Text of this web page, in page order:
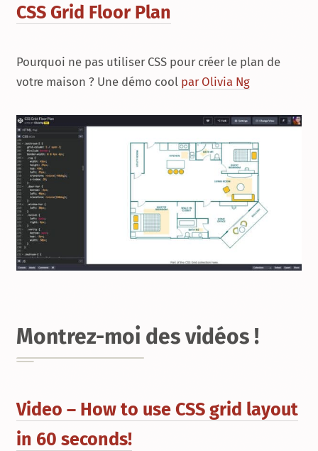
CSS Grid Floor Plan
Pourquoi ne pas utiliser CSS pour créer le plan de
votre maison ? Une démo cool par Olivia Ng
Montrez-moi des vidéos !
Video – How to use CSS grid layout
in 60 seconds!